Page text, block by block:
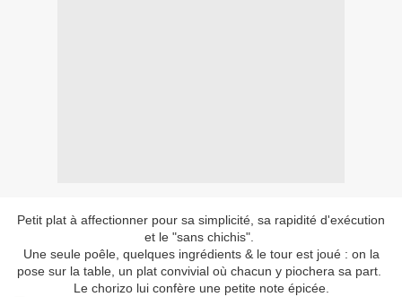
Petit plat à affectionner pour sa simplicité, sa rapidité d'exécution
et le "sans chichis".
Une seule poêle, quelques ingrédients & le tour est joué : on la
pose sur la table, un plat convivial où chacun y piochera sa part.
Le chorizo lui confère une petite note épicée.